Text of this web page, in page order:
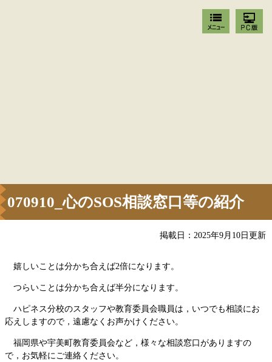
070910_心のSOS相談窓口等の紹介
掲載日：2025年9月10日更新
嬉しいことは分かち合えば2倍になります。
つらいことは分かち合えば半分になります。
ハピネス分校のスタッフや教育委員会職員は，いつでも相談にお
応えしますので，遠慮なくお声かけください。
福岡県や宇美町教育委員会など，様々な相談窓口がありますの
で，お気軽にご連絡ください。